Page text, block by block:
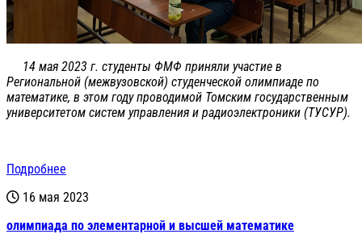
14 мая 2023 г. студенты ФМФ приняли участие в
Региональной (межвузовской) студенческой олимпиаде по
математике, в этом году проводимой Томским государственным
университетом систем управления и радиоэлектроники (ТУСУР).
Подробнее
16 мая 2023
олимпиада по элементарной и высшей математике